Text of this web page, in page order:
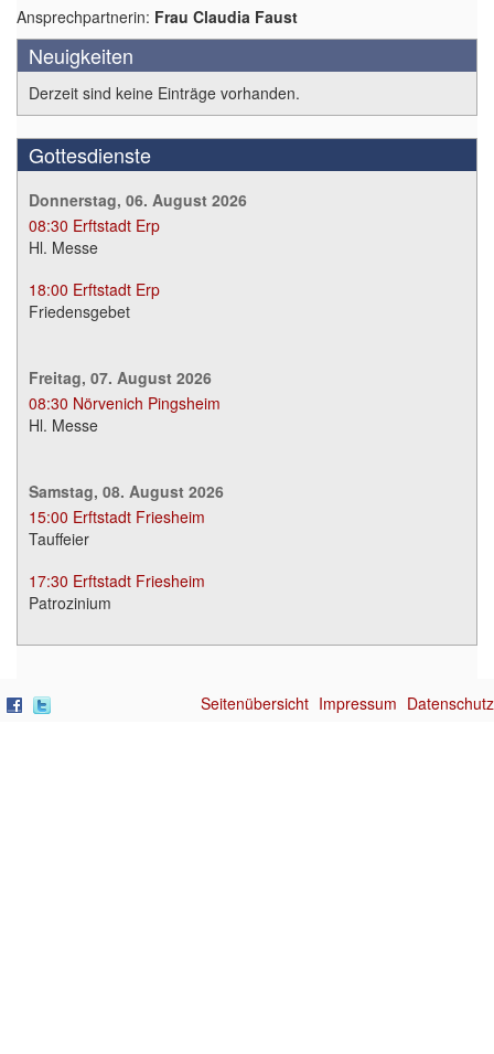
Ansprechpartnerin: Frau Claudia Faust
Neuigkeiten
Derzeit sind keine Einträge vorhanden.
Gottesdienste
Donnerstag, 06. August 2026
08:30 Erftstadt Erp
Hl. Messe
18:00 Erftstadt Erp
Friedensgebet
Freitag, 07. August 2026
08:30 Nörvenich Pingsheim
Hl. Messe
Samstag, 08. August 2026
15:00 Erftstadt Friesheim
Tauffeier
17:30 Erftstadt Friesheim
Patrozinium
Seitenübersicht Impressum Datenschutz